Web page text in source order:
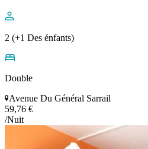
2 (+1 Des énfants)
Double
Avenue Du Général Sarrail
59,76 €
/Nuit